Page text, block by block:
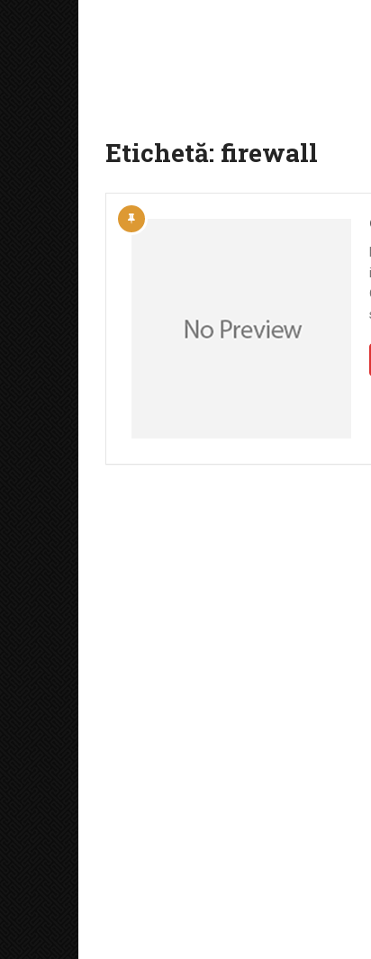
Etichetă: firewall